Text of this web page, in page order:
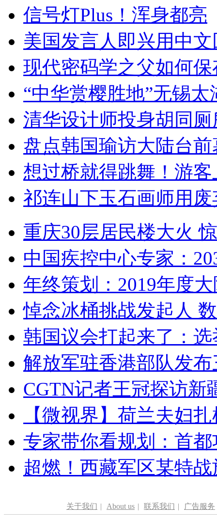
信号灯Plus！浑身都亮
美国发言人即兴用中
现代密码学之父如何
“中华赏樱胜地”无锡
清华设计师投身胡同
盘点韩国瑜访大陆台
想过桥就得跳舞！游客
祁连山下玉石画师用
重庆30层居民楼大火
中国疾控中心专家：
年终策划：2019年度
悼念冰桶挑战发起人
韩国议会打起来了：
解放军驻香港部队发
CGTN记者王冠探访新
【微视界】荷兰夫妇
专家带你看规划：首
超燃！西藏军区某特
关于我们 | About us | 联系我们 | 广告服务